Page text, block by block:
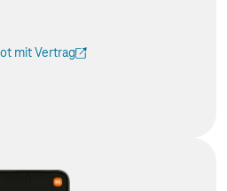
mit Vertrag
Tab geöffnet)